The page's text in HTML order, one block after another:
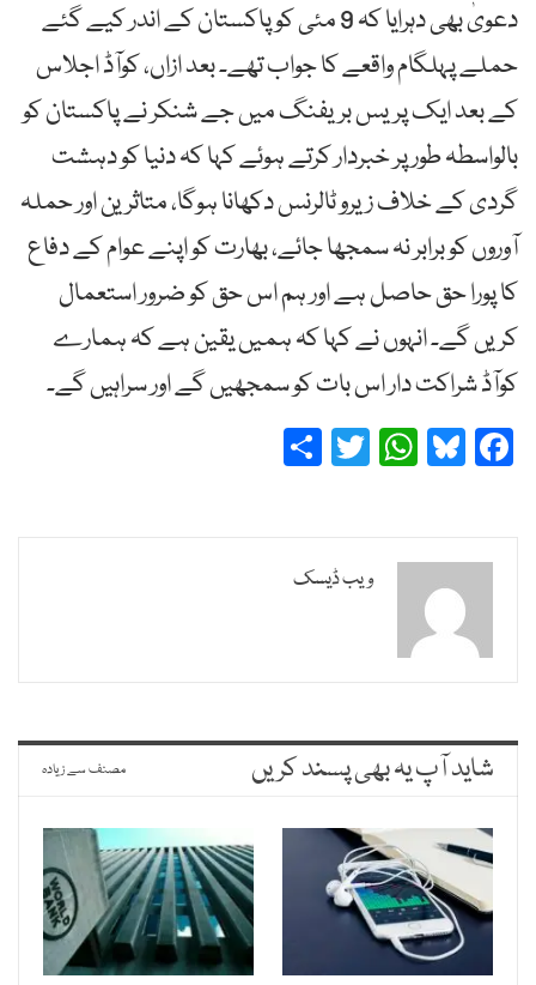
دعویٰ بھی دہرایا کہ 9 مئی کو پاکستان کے اندر کیے گئے
حملے پہلگام واقعے کا جواب تھے۔ بعد ازاں، کوآڈ اجلاس
کے بعد ایک پریس بریفنگ میں جے شنکر نے پاکستان کو
بالواسطہ طور پر خبردار کرتے ہوئے کہا کہ دنیا کو دہشت
گردی کے خلاف زیرو ٹالرنس دکھانا ہوگا، متاثرین اور حملہ
آوروں کو برابر نہ سمجھا جائے، بھارت کو اپنے عوام کے دفاع
کا پورا حق حاصل ہے اور ہم اس حق کو ضرور استعمال
کریں گے۔ انہوں نے کہا کہ ہمیں یقین ہے کہ ہمارے
کوآڈ شراکت دار اس بات کو سمجھیں گے اور سراہیں گے۔
Facebook
Bluesky
WhatsApp
Twitter
ویب ڈیسک
شاید آپ یہ بھی پسند کریں مصنف سے زیادہ